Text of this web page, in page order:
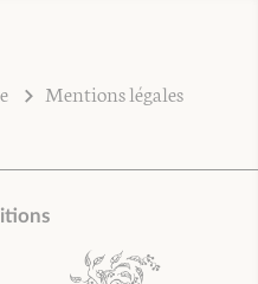
Mentions légales